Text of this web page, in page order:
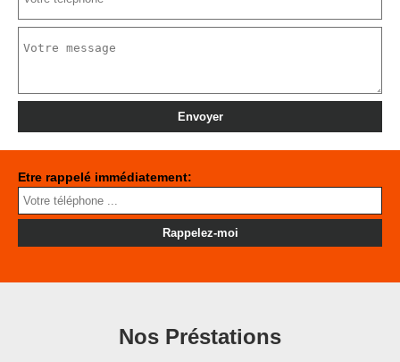
Etre rappelé immédiatement:
Nos Préstations